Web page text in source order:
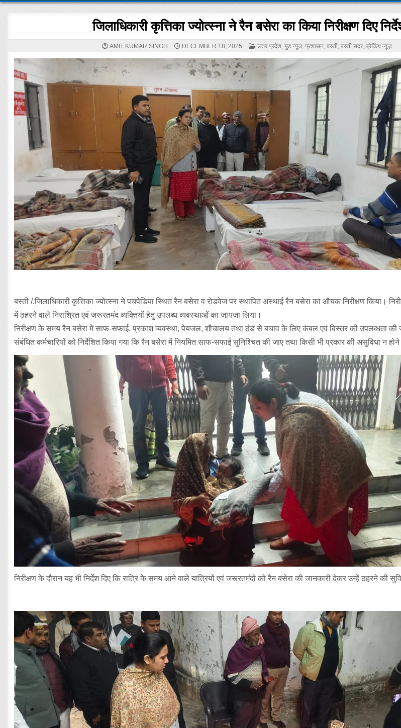
जिलाधिकारी कृत्तिका ज्योत्स्ना ने रैन बसेरा का किया निरीक्षण दिए
AMIT KUMAR SINGH DECEMBER 18, 2025
POSTED
IN
उत्तर प्रदेश, गुड न्यूज, प्रशासन, बस्ती, बस्ती सदर, ब्रेकिंग न्यूज़
बस्ती /.जिलाधिकारी कृत्तिका ज्योत्स्ना ने पचपेडिया स्थित रैन बसेरा व रोडवेज पर स्थापित अस्थाई रैन बसेरा का औचक निरीक्षण किया।
में ठहरने वाले निराश्रित एवं जरूरतमंद व्यक्तियों हेतु उपलब्ध व्यवस्थाओं का जायजा लिया।
निरीक्षण के समय रैन बसेरा में साफ-सफाई, प्रकाश व्यवस्था, पेयजल, शौचालय तथा ठंड से बचाव के लिए कंबल एवं बिस्तर की उपलब्धता की
संबंधित कर्मचारियों को निर्देशित किया गया कि रैन बसेरा में नियमित साफ-सफाई सुनिश्चित की जाए तथा किसी भी प्रकार की असुविधा न होने
निरीक्षण के दौरान यह भी निर्देश दिए कि रात्रि के समय आने वाले यात्रियों एवं जरूरतमंदों को रैन बसेरा की जानकारी देकर उन्हें ठहरने की